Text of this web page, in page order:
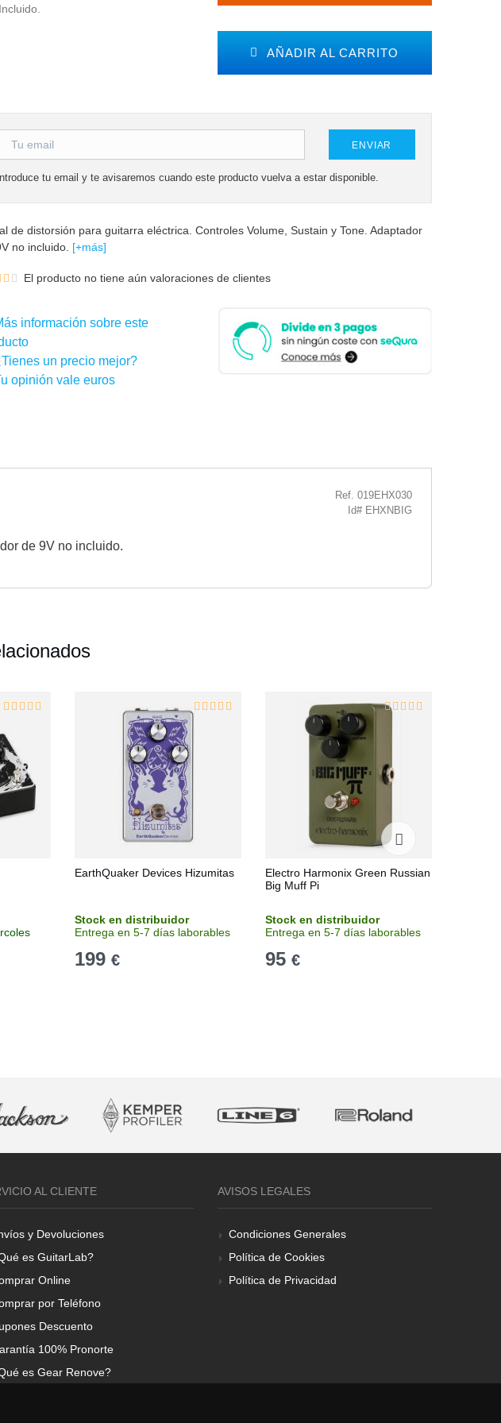
AÑADIR AL CARRITO
ENVIAR
Introduce tu email y te avisaremos cuando este producto vuelva a estar disponible.
de distorsión para guitarra eléctrica. Controles Volume, Sustain y Tone. Adaptador
no incluido. [+más]
El producto no tiene aún valoraciones de clientes
información sobre este
un precio mejor?
opinión vale euros
Ref. 019EHX030
Id# EHXNBIG
de 9V no incluido.
EarthQuaker Devices Hizumitas
Stock en distribuidor
Entrega en 5-7 días laborables
199 €
Electro Harmonix Green Russian
Big Muff Pi
Stock en distribuidor
Entrega en 5-7 días laborables
95 €
AL CLIENTE
y Devoluciones
es GuitarLab?
Online
por Teléfono
Descuento
100% Pronorte
es Gear Renove?
AVISOS LEGALES
Condiciones Generales
Política de Cookies
Política de Privacidad